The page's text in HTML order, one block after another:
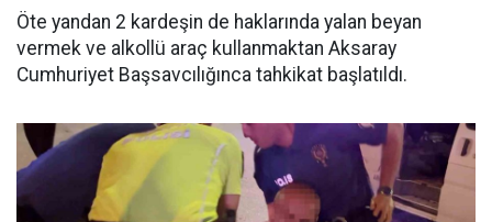
Öte yandan 2 kardeşin de haklarında yalan beyan
vermek ve alkollü araç kullanmaktan Aksaray
Cumhuriyet Başsavcılığınca tahkikat başlatıldı.